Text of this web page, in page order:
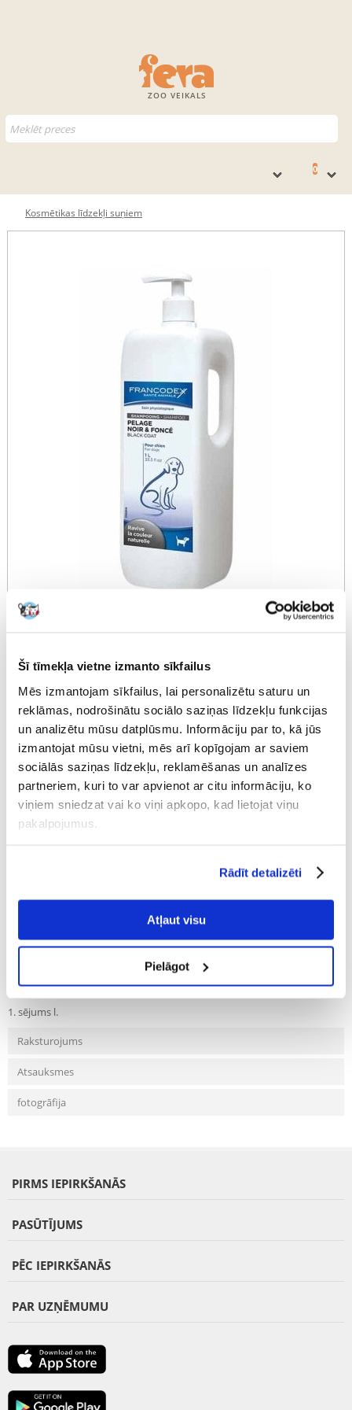
Šī tīmekļa vietne izmanto sīkfailus
Mēs izmantojam sīkfailus, lai personalizētu saturu un
reklāmas, nodrošinātu sociālo saziņas līdzekļu funkcijas
un analizētu mūsu datplūsmu. Informāciju par to, kā jūs
izmantojat mūsu vietni, mēs arī kopīgojam ar saviem
sociālās saziņas līdzekļu, reklamēšanas un analīzes
partneriem, kuri to var apvienot ar citu informāciju, ko
viņiem sniedzat vai ko viņi apkopo, kad lietojat viņu
pakalpojumus.
Rādīt detalizēti
Atļaut visu
Pielāgot
ZOO VEIKALS
0
Kosmētikas līdzekļi suņiem
Francodex Black Coat šampūns suņiem ar melnu
spalvu 1 l
Producent: FRANCODEX Produkta ID: 38518
Uzrakstīt atsauksmi
€19.17
NOSŪTĪŠANA 48 STUNDU LAIKĀ.
Mūsu klienta fotogrāfijas
Melns šampūns, kas tieši ietekmē suņa kažoka pigmentāciju. Tas
atdzīvina dabisko krāsu, jo tā aktīvās sastāvdaļas stimulē pigmentāciju,
iedarbojoties uz melanīnu tumšā kažokā (melnā, brūnā, pelēkā u. c.), lai
padziļinātu dabisko toni. Piešķir spīdumu, pateicoties šampūnā esošajai
silikona emulsijai.
1. sējums l.
Raksturojums
Atsauksmes
fotogrāfija
PIRMS IEPIRKŠANĀS
PASŪTĪJUMS
PĒC IEPIRKŠANĀS
PAR UZŅĒMUMU